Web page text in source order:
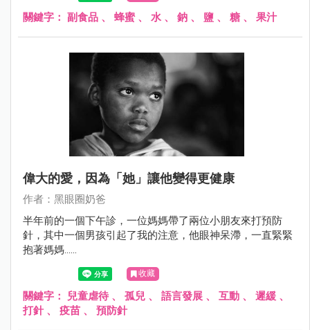
關鍵字： 副食品 、 蜂蜜、 水 、 鈉 、 鹽 、 糖 、 果汁
偉大的愛，因為「她」讓他變得更健康
作者：黑眼圈奶爸
半年前的一個下午診，一位媽媽帶了兩位小朋友來打預防
針，其中一個男孩引起了我的注意，他眼神呆滯，一直緊緊
抱著媽媽......
收藏
關鍵字： 兒童虐待 、 孤兒 、 語言發展 、 互動 、 遲緩 、
打針 、 疫苗 、 預防針